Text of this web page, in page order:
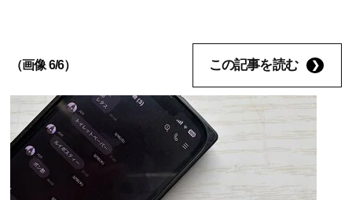
（画像 6/6） この記事を読む